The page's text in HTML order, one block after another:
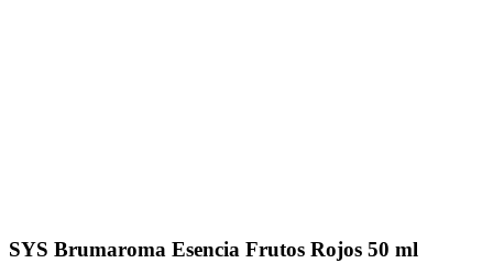
SYS Brumaroma Esencia Frutos Rojos 50 ml